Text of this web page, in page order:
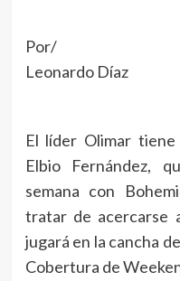
Por/
Leonardo Díaz
El líder Olimar
Elbio Fernández,
semana con
tratar de acercarse
jugará en la cancha
Cobertura de